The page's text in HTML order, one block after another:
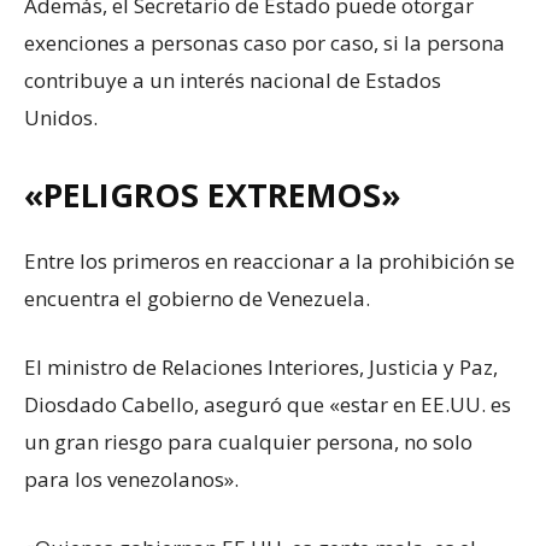
Además, el Secretario de Estado puede otorgar
exenciones a personas caso por caso, si la persona
contribuye a un interés nacional de Estados
Unidos.
«PELIGROS EXTREMOS»
Entre los primeros en reaccionar a la prohibición se
encuentra el gobierno de Venezuela.
El ministro de Relaciones Interiores, Justicia y Paz,
Diosdado Cabello, aseguró que «estar en EE.UU. es
un gran riesgo para cualquier persona, no solo
para los venezolanos».